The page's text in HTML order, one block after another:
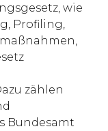
wie
Profiling,
zählen
Bundesamt